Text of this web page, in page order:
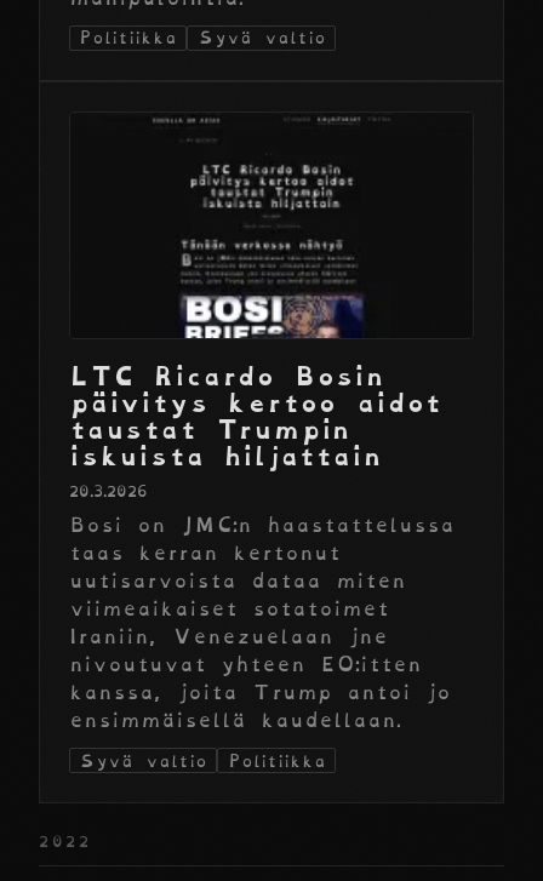
Politiikka Syvä valtio
LTC Ricardo Bosin
päivitys kertoo aidot
taustat Trumpin
iskuista hiljattain
20.3.2026
Bosi on JMC:n haastattelussa
taas kerran kertonut
uutisarvoista dataa miten
viimeaikaiset sotatoimet
Iraniin, Venezuelaan jne
nivoutuvat yhteen EO:itten
kanssa, joita Trump antoi jo
ensimmäisellä kaudellaan.
Syvä valtio Politiikka
2022